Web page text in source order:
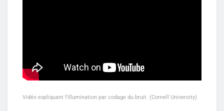
Vidéo expliquant l’illumination par codage du bruit. (Cornell University)